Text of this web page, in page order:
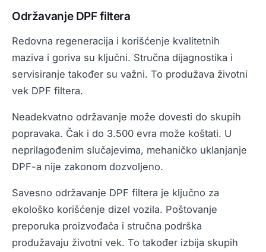
Održavanje DPF filtera
Redovna regeneracija i korišćenje kvalitetnih
maziva i goriva su ključni. Stručna dijagnostika i
servisiranje također su važni. To produžava životni
vek DPF filtera.
Neadekvatno održavanje može dovesti do skupih
popravaka. Čak i do 3.500 evra može koštati. U
neprilagođenim slučajevima, mehaničko uklanjanje
DPF-a nije zakonom dozvoljeno.
Savesno održavanje DPF filtera je ključno za
ekološko korišćenje dizel vozila. Poštovanje
preporuka proizvođača i stručna podrška
produžavaju životni vek. To također izbija skupih